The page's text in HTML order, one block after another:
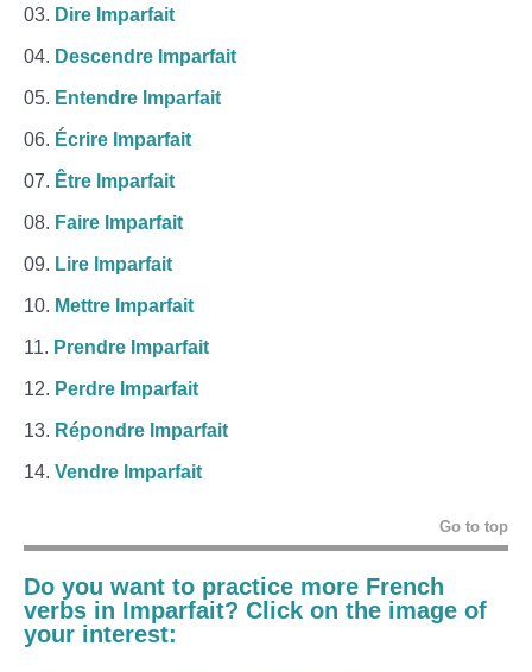
Dire Imparfait
Descendre Imparfait
Entendre Imparfait
Écrire Imparfait
Être Imparfait
Faire Imparfait
Lire Imparfait
Mettre Imparfait
Prendre Imparfait
Perdre Imparfait
Répondre Imparfait
Vendre Imparfait
Go to top
Do you want to practice more French
verbs in Imparfait? Click on the image of
your interest: